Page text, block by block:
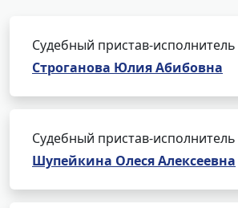
Судебный пристав-исполнитель
Строганова Юлия Абибовна
Судебный пристав-исполнитель
Шупейкина Олеся Алексеевна